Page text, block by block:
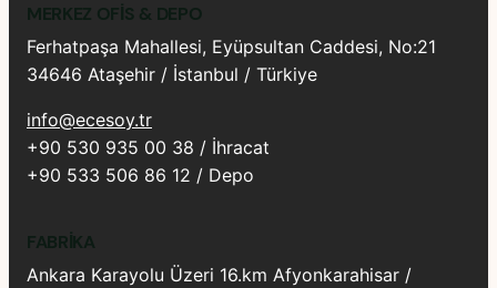
MERKEZ OFIS & DEPO
Ferhatpaşa Mahallesi, Eyüpsultan Caddesi, No:21
34646 Ataşehir / İstanbul / Türkiye
info@ecesoy.tr
+90 530 935 00 38 / İhracat
+90 533 506 86 12 / Depo
FABRIKA
Ankara Karayolu Üzeri 16.km Afyonkarahisar /